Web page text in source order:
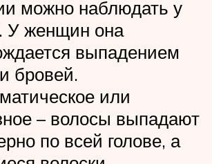
можно наблюдать у
У женщин она
выпадением
бровей.
или
– волосы выпадают
по всей голове, а